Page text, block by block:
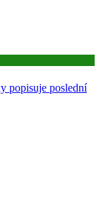
popisuje poslední